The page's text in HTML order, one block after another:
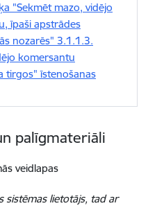
"Sekmēt mazo, vidējo
īpaši apstrādes
nozarēs" 3.1.1.3.
komersantu
tirgos" īstenošanas
palīgmateriāli
veidlapas
sistēmas lietotājs, tad ar